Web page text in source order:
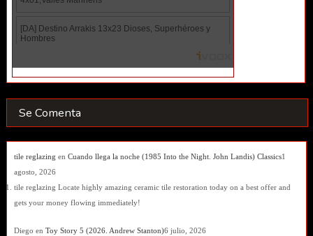
Se Comenta
tile reglazing en Cuando llega la noche (1985 Into the Night. John Landis) Classics1
agosto, 2026
tile reglazing Locate highly amazing ceramic tile restoration today on a best offer and
gets your money flowing immediately!
Diego en Toy Story 5 (2026. Andrew Stanton)6 julio, 2026